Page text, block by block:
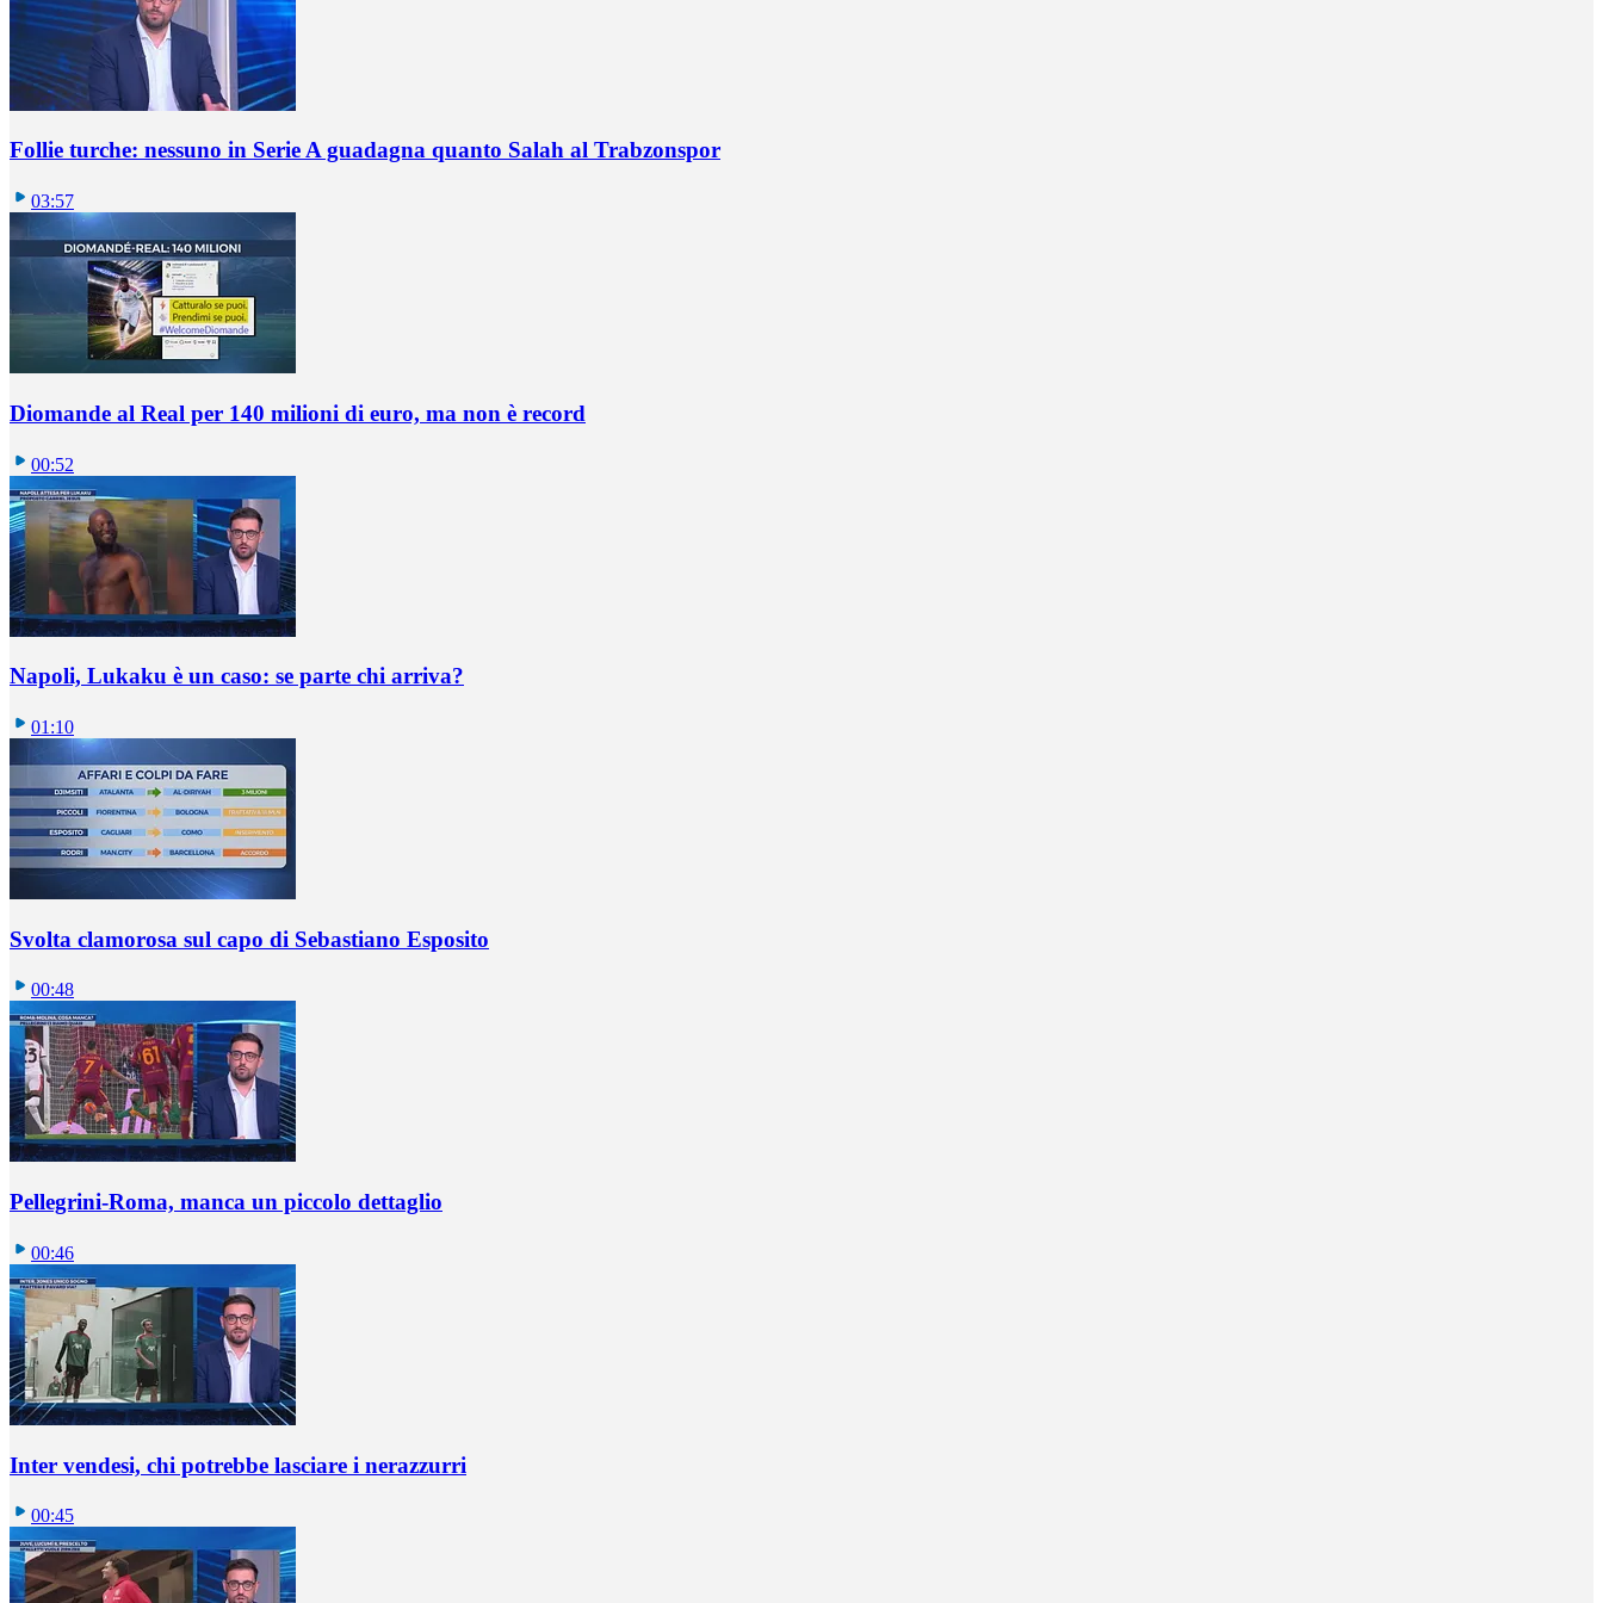
Follie turche: nessuno in Serie A guadagna quanto Salah al Trabzonspor
03:57
Diomande al Real per 140 milioni di euro, ma non è record
00:52
Napoli, Lukaku è un caso: se parte chi arriva?
01:10
Svolta clamorosa sul capo di Sebastiano Esposito
00:48
Pellegrini-Roma, manca un piccolo dettaglio
00:46
Inter vendesi, chi potrebbe lasciare i nerazzurri
00:45